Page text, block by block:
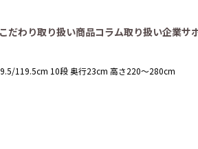
だわり取り扱い商品コラム取り扱い企業サ
119.5cm 10段 奥行23cm 高さ220～280cm